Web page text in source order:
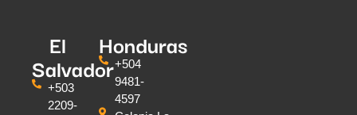
El
Salvador
+503
2209-
Honduras
+504
9481-
4597